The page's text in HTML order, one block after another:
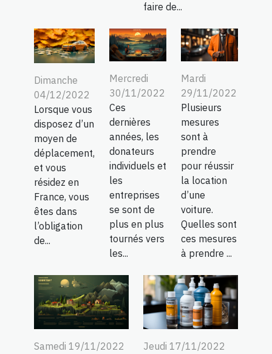
faire de...
Dimanche
04/12/2022
Lorsque vous
disposez d’un
moyen de
déplacement,
et vous
résidez en
France, vous
êtes dans
l’obligation
de...
Mercredi
30/11/2022
Ces
dernières
années, les
donateurs
individuels et
les
entreprises
se sont de
plus en plus
tournés vers
les...
Mardi
29/11/2022
Plusieurs
mesures
sont à
prendre
pour réussir
la location
d’une
voiture.
Quelles sont
ces mesures
à prendre ...
Samedi 19/11/2022 Jeudi 17/11/2022